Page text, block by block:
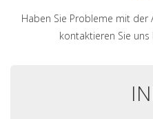
Haben Sie Probleme mit der
kontaktieren Sie